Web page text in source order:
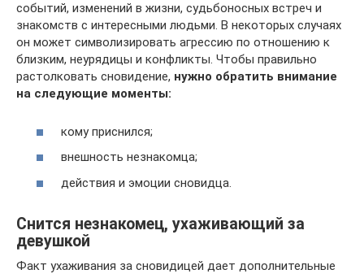
событий, изменений в жизни, судьбоносных встреч и
знакомств с интересными людьми. В некоторых случаях
он может символизировать агрессию по отношению к
близким, неурядицы и конфликты. Чтобы правильно
растолковать сновидение, нужно обратить внимание
на следующие моменты:
кому приснился;
внешность незнакомца;
действия и эмоции сновидца.
Снится незнакомец, ухаживающий за
девушкой
Факт ухаживания за сновидицей дает дополнительные